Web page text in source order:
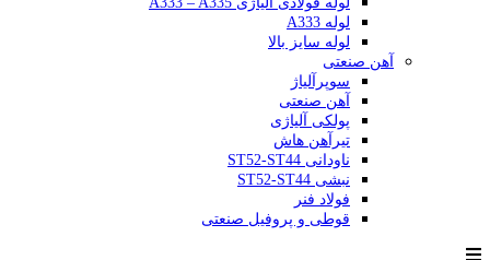
لوله A333
لوله سایز بالا
آهن صنعتی
سوپرآلیاژ
آهن صنعتی
پولکی آلیاژی
تیرآهن هاش
ناودانی ST52-ST44
نبشی ST52-ST44
فولاد فنر
قوطی و پروفیل صنعتی